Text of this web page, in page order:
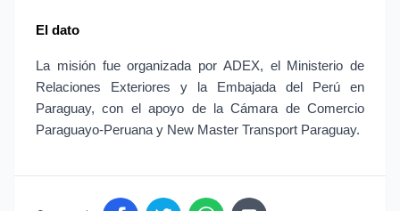
El dato
La misión fue organizada por ADEX, el Ministerio de
Relaciones Exteriores y la Embajada del Perú en
Paraguay, con el apoyo de la Cámara de Comercio
Paraguayo-Peruana y New Master Transport Paraguay.